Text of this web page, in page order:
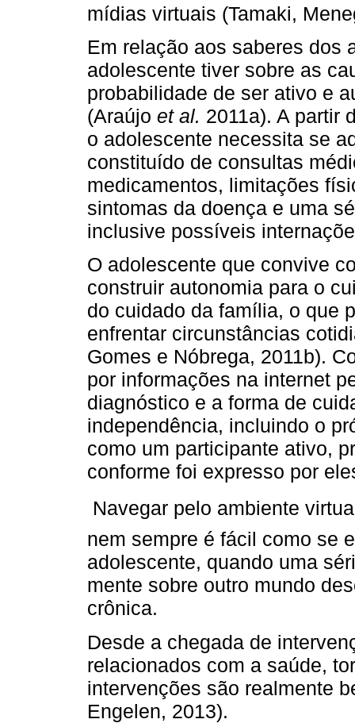
mídias virtuais (Tamaki,
Em relação aos saberes dos
adolescente tiver sobre as
probabilidade de ser ativo e
(Araújo et al. 2011a). A partir
o adolescente necessita se
constituído de consultas
medicamentos, limitações
sintomas da doença e uma
inclusive possíveis
O adolescente que convive
construir autonomia para o
do cuidado da família, o que
enfrentar circunstâncias
Gomes e Nóbrega, 2011b).
por informações na internet
diagnóstico e a forma de
independência, incluindo o
como um participante ativo,
conforme foi expresso por
Navegar pelo ambiente
nem sempre é fácil como se
adolescente, quando uma
mente sobre outro mundo
crônica.
Desde a chegada de
relacionados com a saúde,
intervenções são realmente
Engelen, 2013).